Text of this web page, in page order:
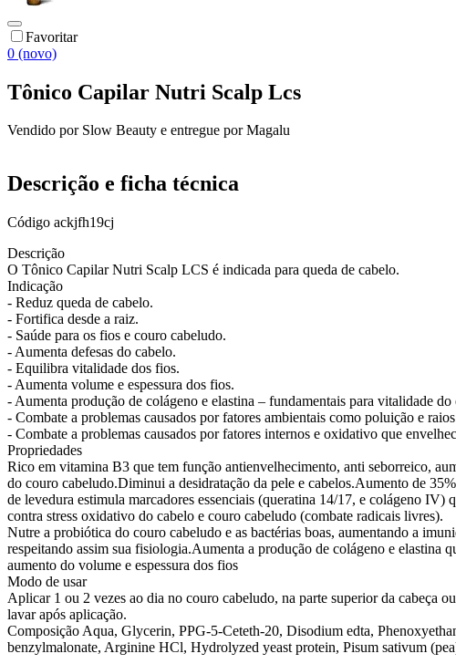
Favoritar
0 (novo)
Tônico Capilar Nutri Scalp Lcs
Vendido por Slow Beauty e entregue por Magalu
Descrição e ficha técnica
Código ackjfh19cj
Descrição
O Tônico Capilar Nutri Scalp LCS é indicada para queda de cabelo.
Indicação
- Reduz queda de cabelo.
- Fortifica desde a raiz.
- Saúde para os fios e couro cabeludo.
- Aumenta defesas do cabelo.
- Equilibra vitalidade dos fios.
- Aumenta volume e espessura dos fios.
- Aumenta produção de colágeno e elastina – fundamentais para vitalidade
- Combate a problemas causados por fatores ambientais como poluição e
- Combate a problemas causados por fatores internos e oxidativo que
Propriedades
Rico em vitamina B3 que tem função antienvelhecimento, anti seborreico,
do couro cabeludo.Diminui a desidratação da pele e cabelos.Aumento de
de levedura estimula marcadores essenciais (queratina 14/17, e colágeno
contra stress oxidativo do cabelo e couro cabeludo (combate radicais livres).
Nutre a probiótica do couro cabeludo e as bactérias boas, aumentando a
respeitando assim sua fisiologia.Aumenta a produção de colágeno e elastina
aumento do volume e espessura dos fios
Modo de usar
Aplicar 1 ou 2 vezes ao dia no couro cabeludo, na parte superior da cabeça
lavar após aplicação.
Composição Aqua, Glycerin, PPG-5-Ceteth-20, Disodium edta,
benzylmalonate, Arginine HCl, Hydrolyzed yeast protein, Pisum sativum